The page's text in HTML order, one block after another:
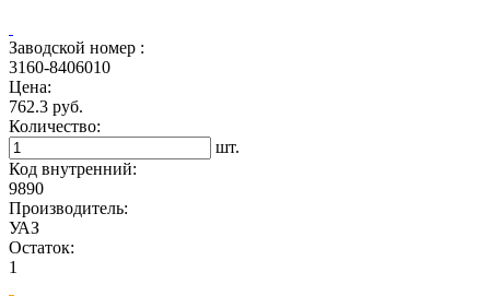
Заводской номер :
3160-8406010
Цена:
762.3 руб.
Количество:
шт.
Код внутренний:
9890
Производитель:
УАЗ
Остаток:
1